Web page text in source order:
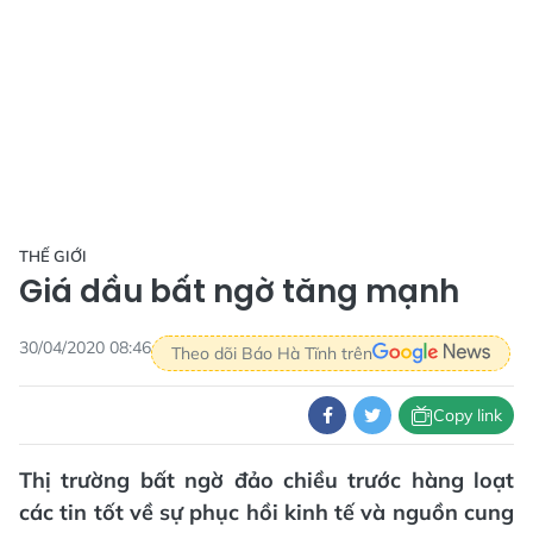
THẾ GIỚI
Giá dầu bất ngờ tăng mạnh
30/04/2020 08:46 Theo dõi Báo Hà Tĩnh trên
Copy link
Thị trường bất ngờ đảo chiều trước hàng loạt
các tin tốt về sự phục hồi kinh tế và nguồn cung